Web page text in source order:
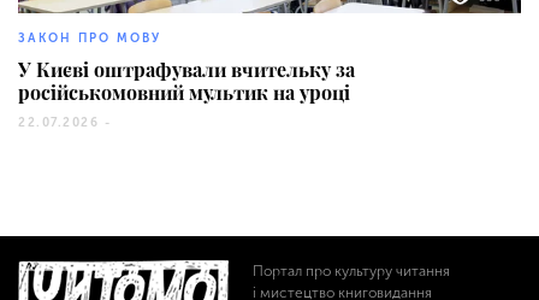
ЗАКОН ПРО МОВУ
У Києві оштрафували вчительку за
російськомовний мультик на уроці
22.07.2026 -
Портал про культуру читання
і мистецтво книговидання